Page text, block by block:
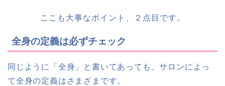
ここも大事なポイント、 ２点目 です。
全身の定義は必ずチェック
同じように「全身」と書いてあっても、サロンによっ
て全身の定義はさまざまです。